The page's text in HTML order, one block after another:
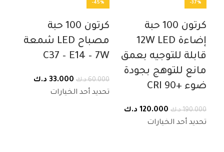
-37%
كرتون 100 حبة
إضاءة 12W LED
قابلة للتوجيه بعمق
مانع للتوهج بجودة
ضوء +CRI 90
190.000 د.ك السعر
الأصلي
120.000 د.ك
تحديد أحد الخيارات
-45%
كرتون 100 حبة
مصباح LED شمعة
C37 – E14 – 7W
60.000 د.ك السعر
الأصلي
33.000 د.ك
تحديد أحد الخيارات